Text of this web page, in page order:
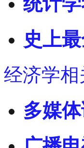
史上
经济学相
多媒